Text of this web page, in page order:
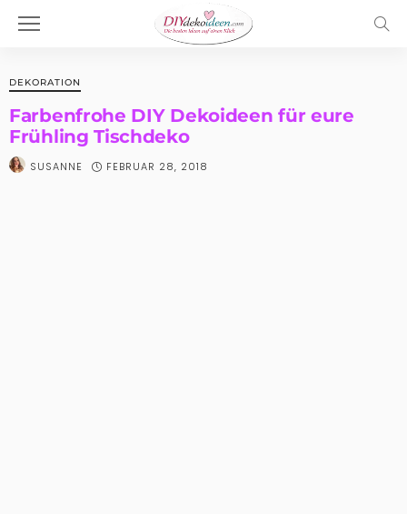
DEKORATION
Farbenfrohe DIY Dekoideen für eure
Frühling Tischdeko
SUSANNE FEBRUAR 28, 2018